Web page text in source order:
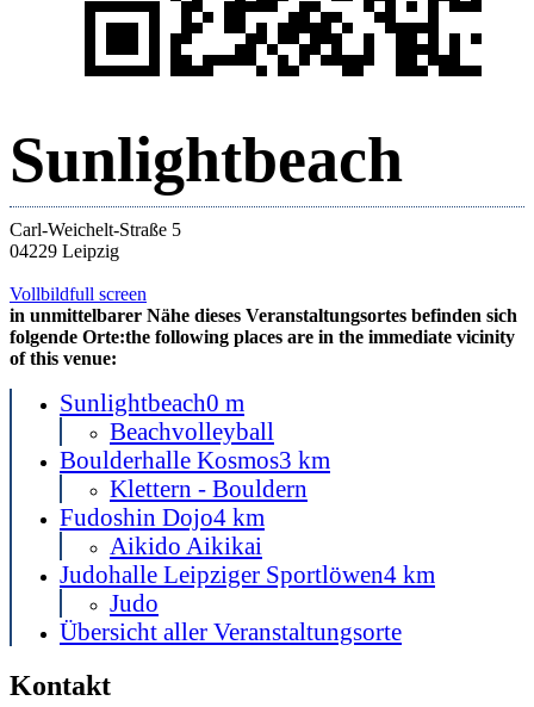
Sunlightbeach
Carl-Weichelt-Straße 5
04229 Leipzig
Vollbildfull screen
in unmittelbarer Nähe dieses Veranstaltungsortes befinden sich
folgende Orte:the following places are in the immediate vicinity
of this venue:
Sunlightbeach0 m
Beachvolleyball
Boulderhalle Kosmos3 km
Klettern - Bouldern
Fudoshin Dojo4 km
Aikido Aikikai
Judohalle Leipziger Sportlöwen4 km
Judo
Übersicht aller Veranstaltungsorte
Kontakt